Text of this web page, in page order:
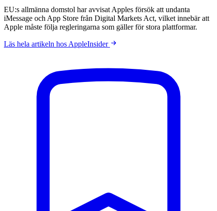
EU:s allmänna domstol har avvisat Apples försök att undanta
iMessage och App Store från Digital Markets Act, vilket innebär att
Apple måste följa regleringarna som gäller för stora plattformar.
Läs hela artikeln hos AppleInsider